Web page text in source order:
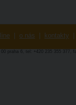
o nás kontakty
praha 6, tel: +420 235 355 377,